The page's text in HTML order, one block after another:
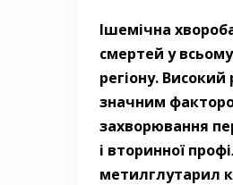
Ішемічна
смертей у
регіону.
значним
захворювання
і вторинної
метилглутарил